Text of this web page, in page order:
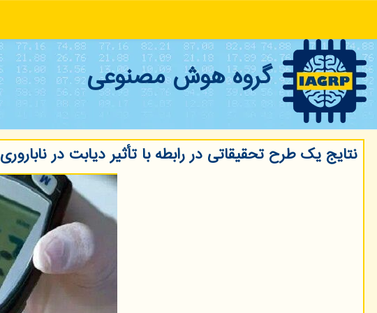
گروه هوش مصنوعی
نتایج یک طرح تحقیقاتی در رابطه با تأثیر دیابت در ناباروری